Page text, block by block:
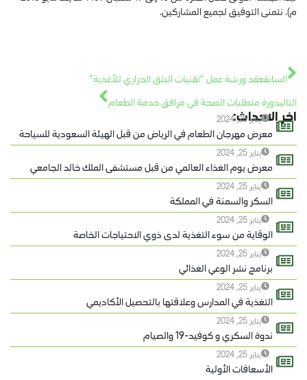
م). نتمنى التوفيق لجميع المشاركين.
السابقعقد ورشة عمل “تقنيات البثق الحراري للأغذية”
التاليدورة متطلبات الصحة في مرافق خدمة الطعام
اخر الاحداث:
يناير 25, 2024
معرض مهرجان الطعام في الرياض من قبل الهيئة السعودية للسياحة
يناير 25, 2024
معرض يوم الغذاء العالمي من قبل مستشفى الملك خالد الجامعي
يناير 25, 2024
السكر والسمنة في المملكة
يناير 25, 2024
الوقاية من سوء التغذية لدى ذوي الاحتياجات الخاصة
يناير 25, 2024
برنامج نشر الوعي الغذائي
يناير 25, 2024
التغذية في المدارس وعلاقتها بالتحصيل الأكاديمي
يناير 25, 2024
ندوة السكري و كوفيد-19 والصيام
يناير 25, 2024
الأسعافات الأولية